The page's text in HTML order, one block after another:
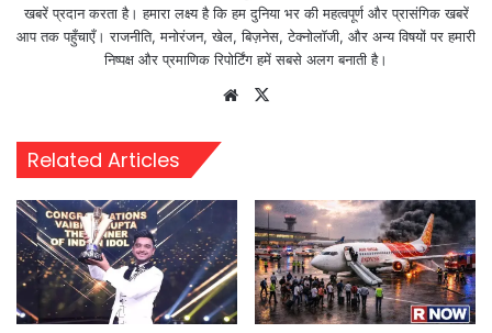
खबरें प्रदान करता है। हमारा लक्ष्य है कि हम दुनिया भर की महत्वपूर्ण और प्रासंगिक खबरें
आप तक पहुँचाएँ। राजनीति, मनोरंजन, खेल, बिज़नेस, टेक्नोलॉजी, और अन्य विषयों पर हमारी
निष्पक्ष और प्रमाणिक रिपोर्टिंग हमें सबसे अलग बनाती है।
Website
Related Articles